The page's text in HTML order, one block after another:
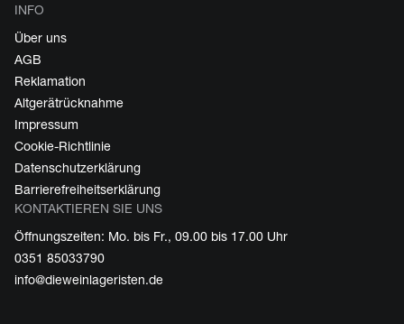
INFO
Über uns
AGB
Reklamation
Altgerätrücknahme
Impressum
Cookie-Richtlinie
Datenschutzerklärung
Barrierefreiheitserklärung
KONTAKTIEREN SIE UNS
Öffnungszeiten: Mo. bis Fr., 09.00 bis 17.00 Uhr
0351 85033790
info@dieweinlageristen.de